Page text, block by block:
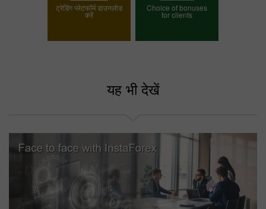
ट्रेडिंग प्लेटफॉर्म डाउनलोड
करें
Choice of bonuses
for clients
यह भी देखें